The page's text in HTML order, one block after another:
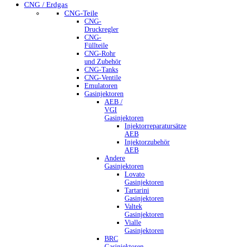
CNG / Erdgas
CNG-Teile
CNG-
Druckregler
CNG-
Füllteile
CNG-Rohr
und Zubehör
CNG-Tanks
CNG-Ventile
Emulatoren
Gasinjektoren
AEB /
VGI
Gasinjektoren
Injektorreparatursätze
AEB
Injektorzubehör
AEB
Andere
Gasinjektoren
Lovato
Gasinjektoren
Tartarini
Gasinjektoren
Valtek
Gasinjektoren
Vialle
Gasinjektoren
BRC